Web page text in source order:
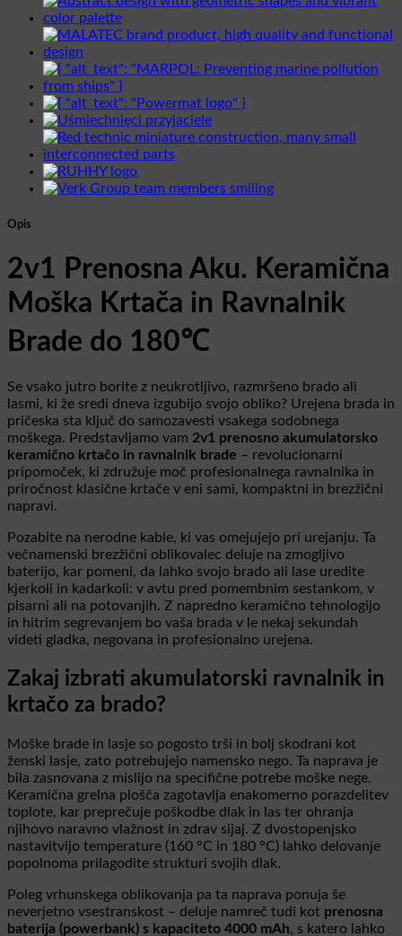
Opis
2v1 Prenosna Aku. Keramična
Moška Krtača in Ravnalnik
Brade do 180℃
Se vsako jutro borite z neukrotljivo, razmršeno brado ali
lasmi, ki že sredi dneva izgubijo svojo obliko? Urejena brada in
pričeska sta ključ do samozavesti vsakega sodobnega
moškega. Predstavljamo vam 2v1 prenosno akumulatorsko
keramično krtačo in ravnalnik brade – revolucionarni
pripomoček, ki združuje moč profesionalnega ravnalnika in
priročnost klasične krtače v eni sami, kompaktni in brezžični
napravi.
Pozabite na nerodne kable, ki vas omejujejo pri urejanju. Ta
večnamenski brezžični oblikovalec deluje na zmogljivo
baterijo, kar pomeni, da lahko svojo brado ali lase uredite
kjerkoli in kadarkoli: v avtu pred pomembnim sestankom, v
pisarni ali na potovanjih. Z napredno keramično tehnologijo
in hitrim segrevanjem bo vaša brada v le nekaj sekundah
videti gladka, negovana in profesionalno urejena.
Zakaj izbrati akumulatorski ravnalnik in
krtačo za brado?
Moške brade in lasje so pogosto trši in bolj skodrani kot
ženski lasje, zato potrebujejo namensko nego. Ta naprava je
bila zasnovana z mislijo na specifične potrebe moške nege.
Keramična grelna plošča zagotavlja enakomerno porazdelitev
toplote, kar preprečuje poškodbe dlak in las ter ohranja
njihovo naravno vlažnost in zdrav sijaj. Z dvostopenjsko
nastavitvijo temperature (160 °C in 180 °C) lahko delovanje
popolnoma prilagodite strukturi svojih dlak.
Poleg vrhunskega oblikovanja pa ta naprava ponuja še
neverjetno vsestranskost – deluje namreč tudi kot prenosna
baterija (powerbank) s kapaciteto 4000 mAh, s katero lahko